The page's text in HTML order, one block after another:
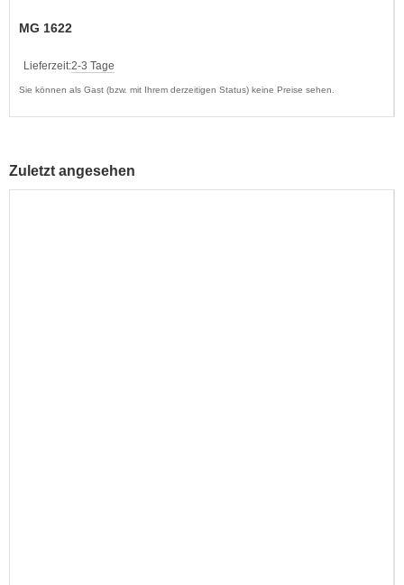
MG 1622
Lieferzeit:2-3 Tage
Sie können als Gast (bzw. mit Ihrem derzeitigen Status) keine Preise sehen.
Zuletzt angesehen